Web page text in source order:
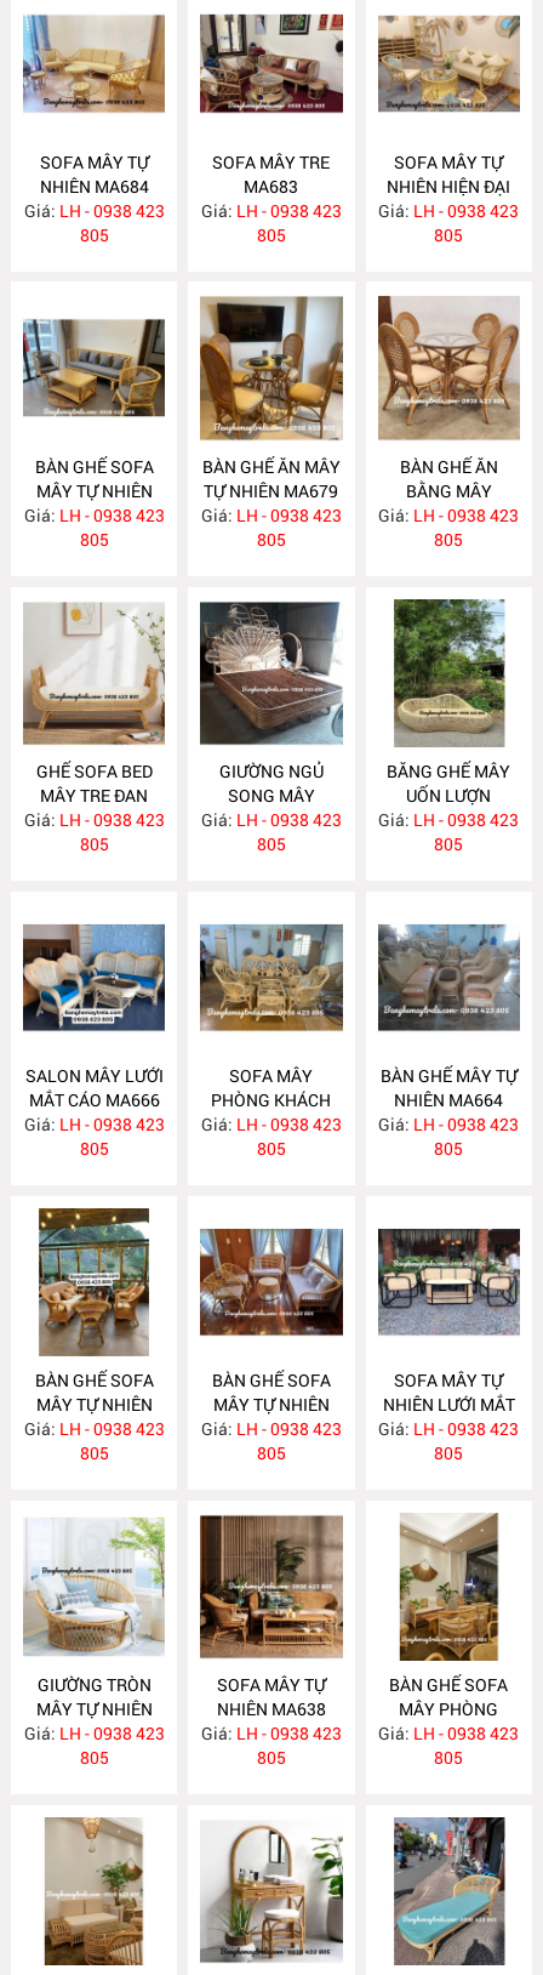
SOFA MÂY TỰ
NHIÊN MA684
Giá: LH - 0938 423
805
SOFA MÂY TRE
MA683
Giá: LH - 0938 423
805
SOFA MÂY TỰ
NHIÊN HIỆN ĐẠI
MA682
Giá: LH - 0938 423
805
BÀN GHẾ SOFA
MÂY TỰ NHIÊN
MA681
Giá: LH - 0938 423
805
BÀN GHẾ ĂN MÂY
TỰ NHIÊN MA679
Giá: LH - 0938 423
805
BÀN GHẾ ĂN
BẰNG MÂY
MA678
Giá: LH - 0938 423
805
GHẾ SOFA BED
MÂY TRE ĐAN
MA671
Giá: LH - 0938 423
805
GIƯỜNG NGỦ
SONG MÂY
MA670
Giá: LH - 0938 423
805
BĂNG GHẾ MÂY
UỐN LƯỢN
MA667
Giá: LH - 0938 423
805
SALON MÂY LƯỚI
MẮT CÁO MA666
Giá: LH - 0938 423
805
SOFA MÂY
PHÒNG KHÁCH
MA665
Giá: LH - 0938 423
805
BÀN GHẾ MÂY TỰ
NHIÊN MA664
Giá: LH - 0938 423
805
BÀN GHẾ SOFA
MÂY TỰ NHIÊN
MA663
Giá: LH - 0938 423
805
BÀN GHẾ SOFA
MÂY TỰ NHIÊN
MA657
Giá: LH - 0938 423
805
SOFA MÂY TỰ
NHIÊN LƯỚI MẮT
CÁO MA656
Giá: LH - 0938 423
805
GIƯỜNG TRÒN
MÂY TỰ NHIÊN
MA652
Giá: LH - 0938 423
805
SOFA MÂY TỰ
NHIÊN MA638
Giá: LH - 0938 423
805
BÀN GHẾ SOFA
MÂY PHÒNG
KHÁCH HIỆN ĐẠI
MA637
Giá: LH - 0938 423
805